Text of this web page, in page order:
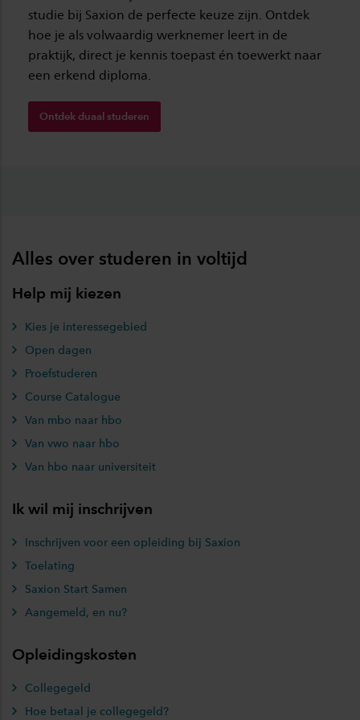
studie bij Saxion de perfecte keuze zijn. Ontdek
hoe je als volwaardig werknemer leert in de
praktijk, direct je kennis toepast én toewerkt naar
een erkend diploma.
Ontdek duaal studeren
Alles over studeren in voltijd
Help mij kiezen
Kies je interessegebied
Open dagen
Proefstuderen
Course Catalogue
Van mbo naar hbo
Van vwo naar hbo
Van hbo naar universiteit
Ik wil mij inschrijven
Inschrijven voor een opleiding bij Saxion
Toelating
Saxion Start Samen
Aangemeld, en nu?
Opleidingskosten
Collegegeld
Hoe betaal je collegegeld?